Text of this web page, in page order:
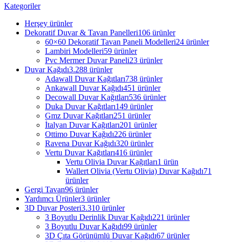
Kategoriler
Herşey ürünler
Dekoratif Duvar & Tavan Panelleri106 ürünler
60×60 Dekoratif Tavan Paneli Modelleri24 ürünler
Lambiri Modelleri59 ürünler
Pvc Mermer Duvar Paneli23 ürünler
Duvar Kağıdı3.288 ürünler
Adawall Duvar Kağıtları738 ürünler
Ankawall Duvar Kağıdı451 ürünler
Decowall Duvar Kağıtları536 ürünler
Duka Duvar Kağıtları149 ürünler
Gmz Duvar Kağıtları251 ürünler
İtalyan Duvar Kağıtları201 ürünler
Ottimo Duvar Kağıdı226 ürünler
Ravena Duvar Kağıdı320 ürünler
Vertu Duvar Kağıtları416 ürünler
Vertu Olivia Duvar Kağıtları1 ürün
Wallert Olivia (Vertu Olivia) Duvar Kağıdı71
ürünler
Gergi Tavan96 ürünler
Yardımcı Ürünler3 ürünler
3D Duvar Posteri3.310 ürünler
3 Boyutlu Derinlik Duvar Kağıdı221 ürünler
3 Boyutlu Duvar Kağıdı99 ürünler
3D Çıta Görünümlü Duvar Kağıdı67 ürünler